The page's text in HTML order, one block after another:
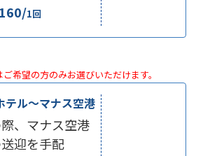
1回
希望の方のみお選びいただけます。
テル〜マナス空港
、マナス空港
迎を手配